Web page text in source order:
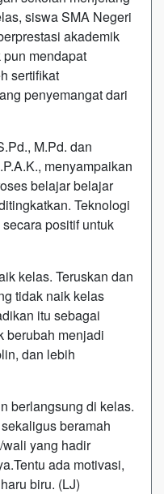
siswa SMA Negeri
akademik
mendapat
sertifikat
penyemangat dari
M.Pd. dan
menyampaikan
belajar belajar
Teknologi
positif untuk
kelas. Teruskan dan
tidak naik kelas
itu sebagai
berubah menjadi
dan lebih
berlangsung di kelas.
beramah
yang hadir
ada motivasi,
biru. (LJ)